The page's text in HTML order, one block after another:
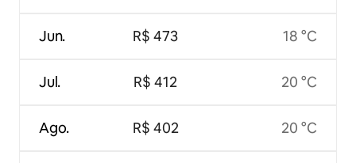
Jun.
Jul.
Ago.
R$ 473
R$ 412
R$ 402
18 °C
20 °C
20 °C